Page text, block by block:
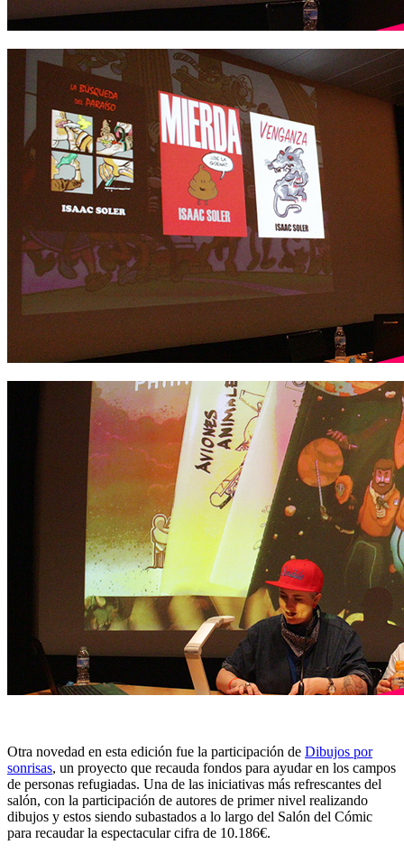
Otra novedad en esta edición fue la participación de Dibujos por
sonrisas, un proyecto que recauda fondos para ayudar en los campos
de personas refugiadas. Una de las iniciativas más refrescantes del
salón, con la participación de autores de primer nivel realizando
dibujos y estos siendo subastados a lo largo del Salón del Cómic
para recaudar la espectacular cifra de 10.186€.